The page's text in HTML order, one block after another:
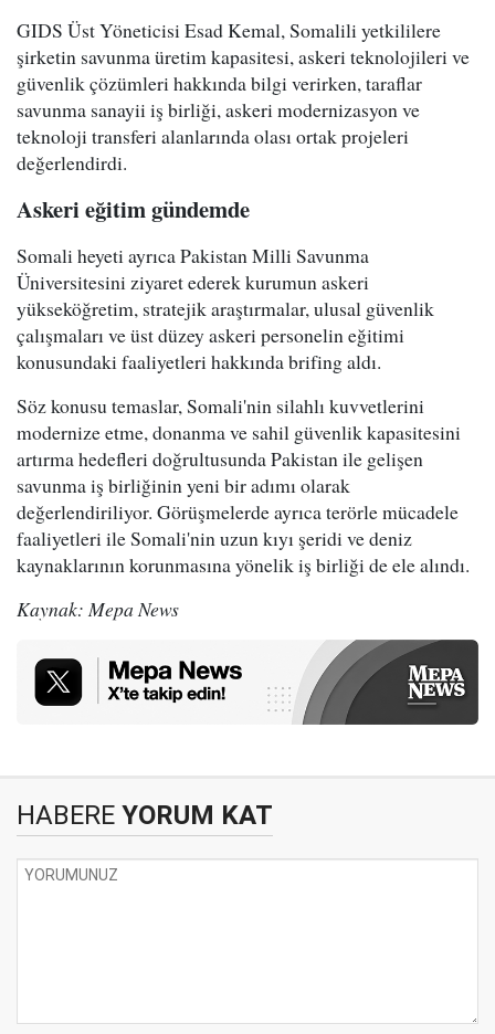
GIDS Üst Yöneticisi Esad Kemal, Somalili yetkililere
şirketin savunma üretim kapasitesi, askeri teknolojileri ve
güvenlik çözümleri hakkında bilgi verirken, taraflar
savunma sanayii iş birliği, askeri modernizasyon ve
teknoloji transferi alanlarında olası ortak projeleri
değerlendirdi.
Askeri eğitim gündemde
Somali heyeti ayrıca Pakistan Milli Savunma
Üniversitesini ziyaret ederek kurumun askeri
yükseköğretim, stratejik araştırmalar, ulusal güvenlik
çalışmaları ve üst düzey askeri personelin eğitimi
konusundaki faaliyetleri hakkında brifing aldı.
Söz konusu temaslar, Somali'nin silahlı kuvvetlerini
modernize etme, donanma ve sahil güvenlik kapasitesini
artırma hedefleri doğrultusunda Pakistan ile gelişen
savunma iş birliğinin yeni bir adımı olarak
değerlendiriliyor. Görüşmelerde ayrıca terörle mücadele
faaliyetleri ile Somali'nin uzun kıyı şeridi ve deniz
kaynaklarının korunmasına yönelik iş birliği de ele alındı.
Kaynak: Mepa News
HABERE YORUM KAT